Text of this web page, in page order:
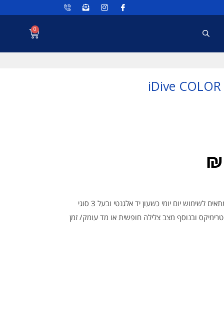
0
₪
שעון מחשב צלילה iDive COLOR Deep מתאים לשימוש יום יומי כשעון יד אלגנטי ובעל 3 סוגי
טרימיקס ובנוסף מצב צלילה חופשית או מד עומק/ זמן